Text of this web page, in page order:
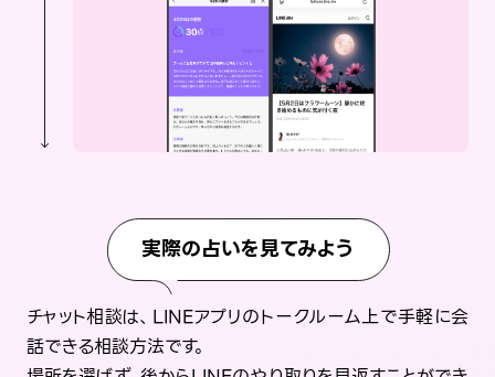
実際の占いを見てみよう
チャット相談は、LINEアプリのトークルーム上で手軽に会
話できる相談方法です。